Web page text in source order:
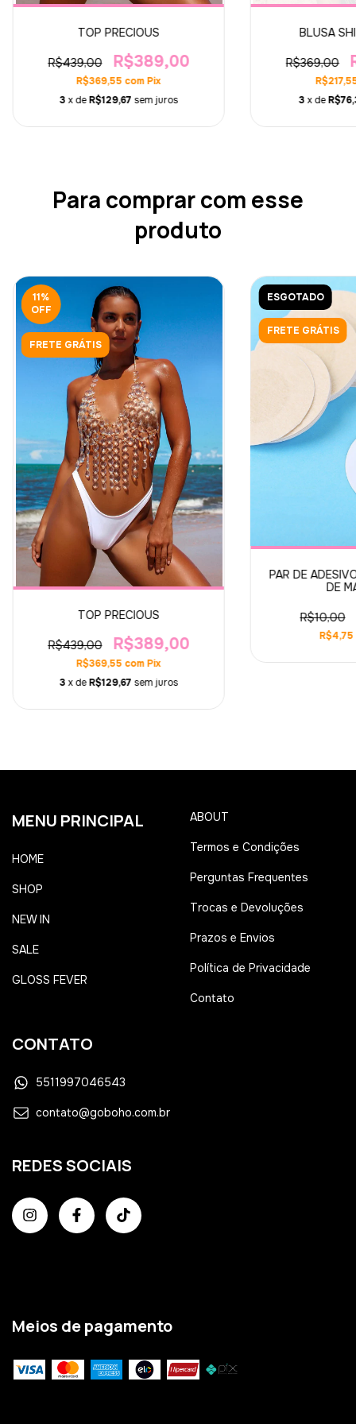
TOP PRECIOUS
R$439,00 R$389,00
R$369,55 comPix
3 x deR$129,67 sem juros
BLUSA
R$369,00
3 x de
Para comprar com esse
produto
11%
OFF
FRETE GRÁTIS
TOP PRECIOUS
R$439,00 R$389,00
R$369,55 comPix
3 x deR$129,67 sem juros
ESGOTADO
FRETE GRÁTIS
PAR DE
DE
R$10,00
R$4,75
MENU PRINCIPAL
HOME
SHOP
NEW IN
SALE
GLOSS FEVER
ABOUT
Termos e Condições
Perguntas Frequentes
Trocas e Devoluções
Prazos e Envios
Política de Privacidade
Contato
CONTATO
5511997046543
contato@goboho.com.br
REDES SOCIAIS
Meios de pagamento